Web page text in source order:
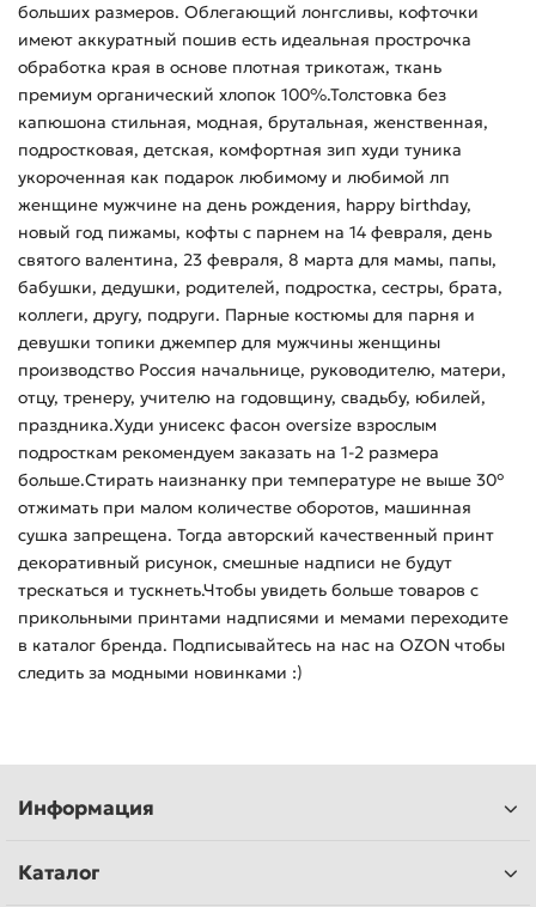
больших размеров. Облегающий лонгсливы, кофточки
имеют аккуратный пошив есть идеальная прострочка
обработка края в основе плотная трикотаж, ткань
премиум органический хлопок 100%.Толстовка без
капюшона стильная, модная, брутальная, женственная,
подростковая, детская, комфортная зип худи туника
укороченная как подарок любимому и любимой лп
женщине мужчине на день рождения, happy birthday,
новый год пижамы, кофты с парнем на 14 февраля, день
святого валентина, 23 февраля, 8 марта для мамы, папы,
бабушки, дедушки, родителей, подростка, сестры, брата,
коллеги, другу, подруги. Парные костюмы для парня и
девушки топики джемпер для мужчины женщины
производство Россия начальнице, руководителю, матери,
отцу, тренеру, учителю на годовщину, свадьбу, юбилей,
праздника.Худи унисекс фасон oversize взрослым
подросткам рекомендуем заказать на 1-2 размера
больше.Стирать наизнанку при температуре не выше 30°
отжимать при малом количестве оборотов, машинная
сушка запрещена. Тогда авторский качественный принт
декоративный рисунок, смешные надписи не будут
трескаться и тускнеть.Чтобы увидеть больше товаров с
прикольными принтами надписями и мемами переходите
в каталог бренда. Подписывайтесь на нас на OZON чтобы
следить за модными новинками :)
Информация
Каталог